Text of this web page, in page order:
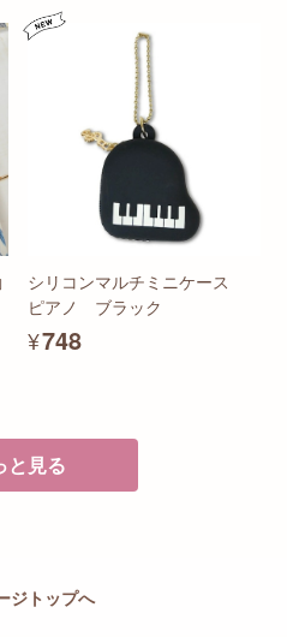
シリコンマルチミニケース
ピアノ ブラック
¥748
と見る
ジトップへ